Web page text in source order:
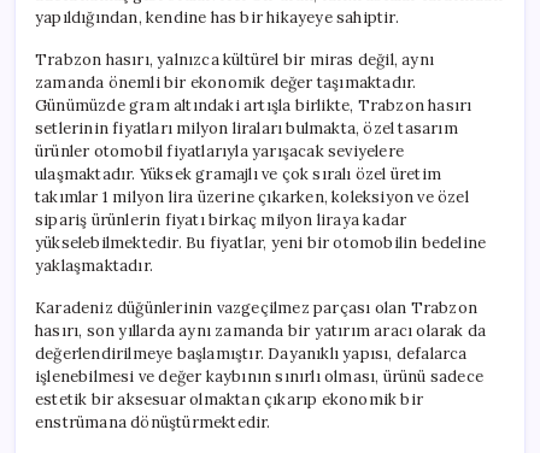
yapıldığından, kendine has bir hikayeye sahiptir.
Trabzon hasırı, yalnızca kültürel bir miras değil, aynı
zamanda önemli bir ekonomik değer taşımaktadır.
Günümüzde gram altındaki artışla birlikte, Trabzon hasırı
setlerinin fiyatları milyon liraları bulmakta, özel tasarım
ürünler otomobil fiyatlarıyla yarışacak seviyelere
ulaşmaktadır. Yüksek gramajlı ve çok sıralı özel üretim
takımlar 1 milyon lira üzerine çıkarken, koleksiyon ve özel
sipariş ürünlerin fiyatı birkaç milyon liraya kadar
yükselebilmektedir. Bu fiyatlar, yeni bir otomobilin bedeline
yaklaşmaktadır.
Karadeniz düğünlerinin vazgeçilmez parçası olan Trabzon
hasırı, son yıllarda aynı zamanda bir yatırım aracı olarak da
değerlendirilmeye başlamıştır. Dayanıklı yapısı, defalarca
işlenebilmesi ve değer kaybının sınırlı olması, ürünü sadece
estetik bir aksesuar olmaktan çıkarıp ekonomik bir
enstrümana dönüştürmektedir.